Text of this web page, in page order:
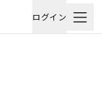
ログイン